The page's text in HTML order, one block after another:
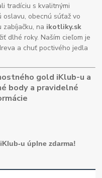
tradíciu s kvalitnými
oslavu, obecnú súťaž vo
na ikotliky.sk
dlhé roky. Naším cieľom je
a chuť poctivého jedla
gold iKlub-u a
body a pravidelné
u úplne zdarma!